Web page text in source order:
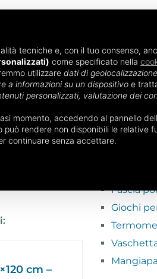
tecniche e, con il tuo consenso,
come specificato nella
utilizzare dati di
a informazioni su un dispositivo e
personalizzati, valutazione dei
momento, accedendo al pannello
rendere non disponibili le relative
continuare senza accettare.
ACCESSORI NEONATO
attimo, o
un pericolo,
cm –
Fascia
Giochi